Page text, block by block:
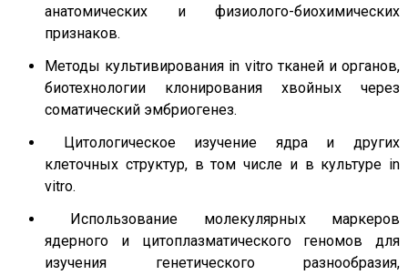
анатомических и физиолого-биохимических
признаков.
Методы культивирования in vitro тканей и органов,
биотехнологии клонирования хвойных через
соматический эмбриогенез.
Цитологическое изучение ядра и других
клеточных структур, в том числе и в культуре in
vitro.
Использование молекулярных маркеров
ядерного и цитоплазматического геномов для
изучения генетического разнообразия,